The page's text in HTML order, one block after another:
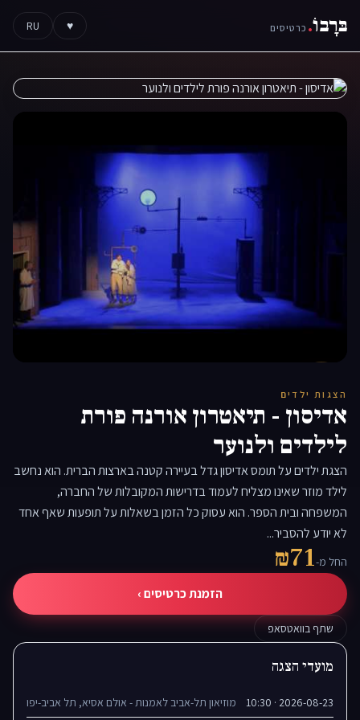
בּרָבוֹ. כרטיסים ♥
RU
▶
הצגות ילדים
אדיסון - תיאטרון אורנה פורת
לילדים ולנוער
הצגת ילדים על תומס אדיסון גדל בעיירה קטנה בארצות הברית. הוא נחשב
לילד מוזר שאינו מצליח לעמוד בדרישות המקובלות של החברה,
המשפחה ובית הספר. הוא עסוק כל הזמן בשאלות על תופעות שאף אחד
לא יודע להסביר...
החל מ-₪71
הזמנת כרטיסים ›
שתף בוואטסאפ
מועדי הצגה
2026-08-23 · 10:30 מוזיאון תל-אביב לאמנות - אולם אסיא, תל אביב-יפו